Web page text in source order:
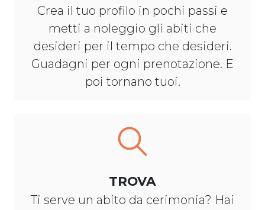
Crea il tuo profilo in pochi passi e
metti a noleggio gli abiti che
desideri per il tempo che desideri.
Guadagni per ogni prenotazione. E
poi tornano tuoi.
TROVA
Ti serve un abito da cerimonia? Hai